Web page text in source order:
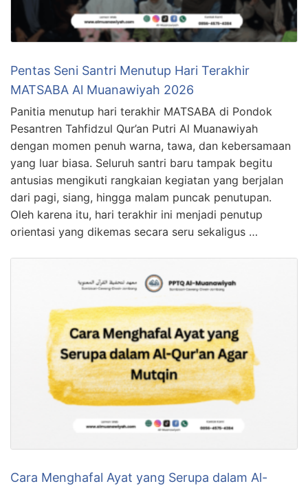
Pentas Seni Santri Menutup Hari Terakhir
MATSABA Al Muanawiyah 2026
Panitia menutup hari terakhir MATSABA di Pondok
Pesantren Tahfidzul Qur’an Putri Al Muanawiyah
dengan momen penuh warna, tawa, dan kebersamaan
yang luar biasa. Seluruh santri baru tampak begitu
antusias mengikuti rangkaian kegiatan yang berjalan
dari pagi, siang, hingga malam puncak penutupan.
Oleh karena itu, hari terakhir ini menjadi penutup
orientasi yang dikemas secara seru sekaligus …
Cara Menghafal Ayat yang Serupa dalam Al-